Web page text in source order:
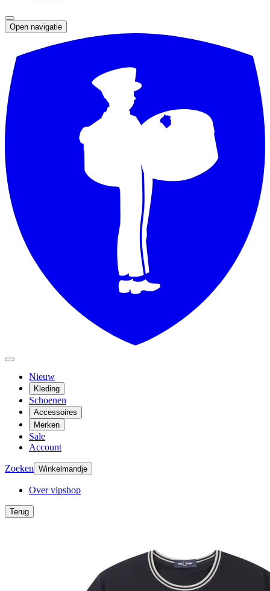
Open navigatie
Nieuw
Kleding
Schoenen
Accessoires
Merken
Sale
Account
Zoeken Winkelmandje
Over vipshop
Terug